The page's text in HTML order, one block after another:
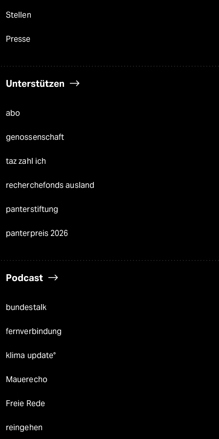
Stellen
Presse
Unterstützen
abo
genossenschaft
taz zahl ich
recherchefonds ausland
panterstiftung
panterpreis 2026
Podcast
bundestalk
fernverbindung
klima update°
Mauerecho
Freie Rede
reingehen